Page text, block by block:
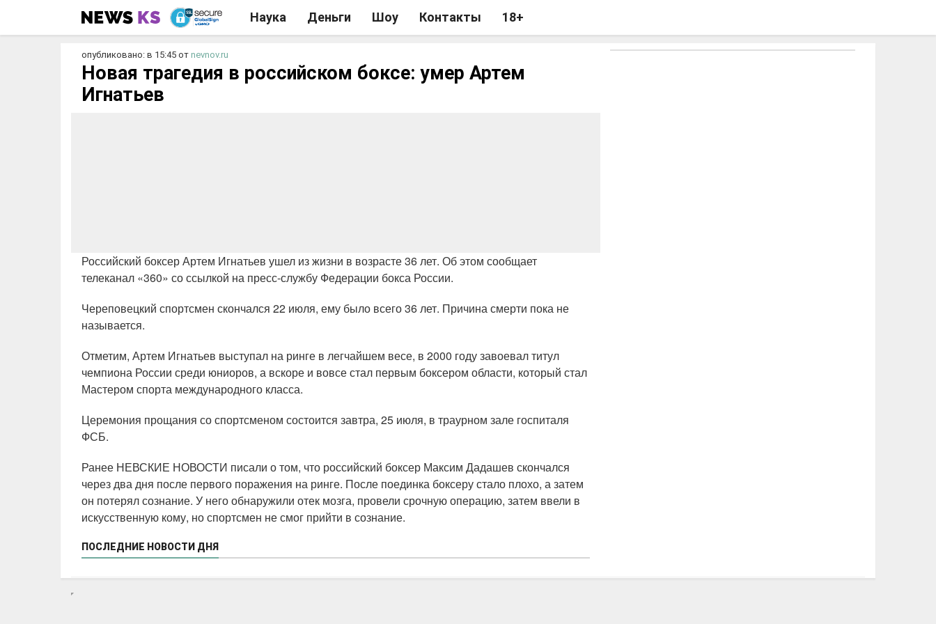
Наука Деньги Шоу Контакты 18+
опубликовано: в 15:45 от nevnov.ru
Новая трагедия в российском боксе: умер Артем
Игнатьев
Российский боксер Артем Игнатьев ушел из жизни в возрасте 36 лет. Об этом сообщает
телеканал «360» со ссылкой на пресс-службу Федерации бокса России.
Череповецкий спортсмен скончался 22 июля, ему было всего 36 лет. Причина смерти пока не
называется.
Отметим, Артем Игнатьев выступал на ринге в легчайшем весе, в 2000 году завоевал титул
чемпиона России среди юниоров, а вскоре и вовсе стал первым боксером области, который стал
Мастером спорта международного класса.
Церемония прощания со спортсменом состоится завтра, 25 июля, в траурном зале госпиталя
ФСБ.
Ранее НЕВСКИЕ НОВОСТИ писали о том, что российский боксер Максим Дадашев скончался
через два дня после первого поражения на ринге. После поединка боксеру стало плохо, а затем
он потерял сознание. У него обнаружили отек мозга, провели срочную операцию, затем ввели в
искусственную кому, но спортсмен не смог прийти в сознание.
ПОСЛЕДНИЕ НОВОСТИ ДНЯ